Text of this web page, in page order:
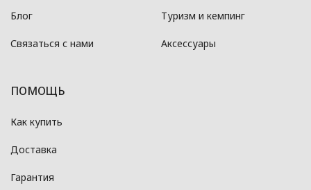
Блог
Связаться с нами
Туризм и кемпинг
Аксессуары
ПОМОЩЬ
Как купить
Доставка
Гарантия